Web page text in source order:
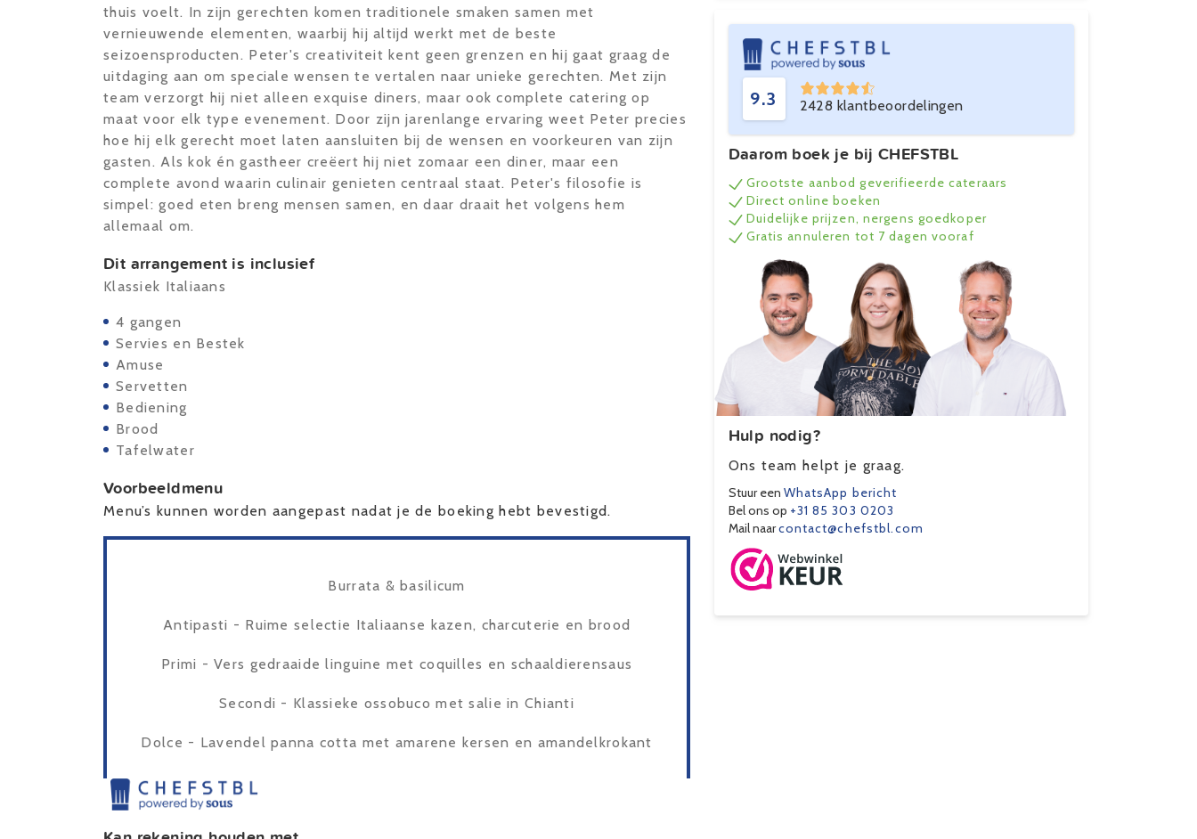
thuis voelt. In zijn gerechten komen traditionele smaken samen met
vernieuwende elementen, waarbij hij altijd werkt met de beste
seizoensproducten. Peter's creativiteit kent geen grenzen en hij gaat graag de
uitdaging aan om speciale wensen te vertalen naar unieke gerechten. Met zijn
team verzorgt hij niet alleen exquise diners, maar ook complete catering op
maat voor elk type evenement. Door zijn jarenlange ervaring weet Peter precies
hoe hij elk gerecht moet laten aansluiten bij de wensen en voorkeuren van zijn
gasten. Als kok én gastheer creëert hij niet zomaar een diner, maar een
complete avond waarin culinair genieten centraal staat. Peter's filosofie is
simpel: goed eten breng mensen samen, en daar draait het volgens hem
allemaal om.
Dit arrangement is inclusief
Klassiek Italiaans
4 gangen
Servies en Bestek
Amuse
Servetten
Bediening
Brood
Tafelwater
Voorbeeldmenu
Menu’s kunnen worden aangepast nadat je de boeking hebt bevestigd.
Burrata & basilicum
Antipasti - Ruime selectie Italiaanse kazen, charcuterie en brood
Primi - Vers gedraaide linguine met coquilles en schaaldierensaus
Secondi - Klassieke ossobuco met salie in Chianti
Dolce - Lavendel panna cotta met amarene kersen en amandelkrokant
9.3 2428 klantbeoordelingen
Daarom boek je bij CHEFSTBL
Grootste aanbod geverifieerde cateraars
Direct online boeken
Duidelijke prijzen, nergens goedkoper
Gratis annuleren tot 7 dagen vooraf
Hulp nodig?
Ons team helpt je graag.
Stuur een WhatsApp bericht
Bel ons op +31 85 303 0203
Mail naarcontact@chefstbl.com